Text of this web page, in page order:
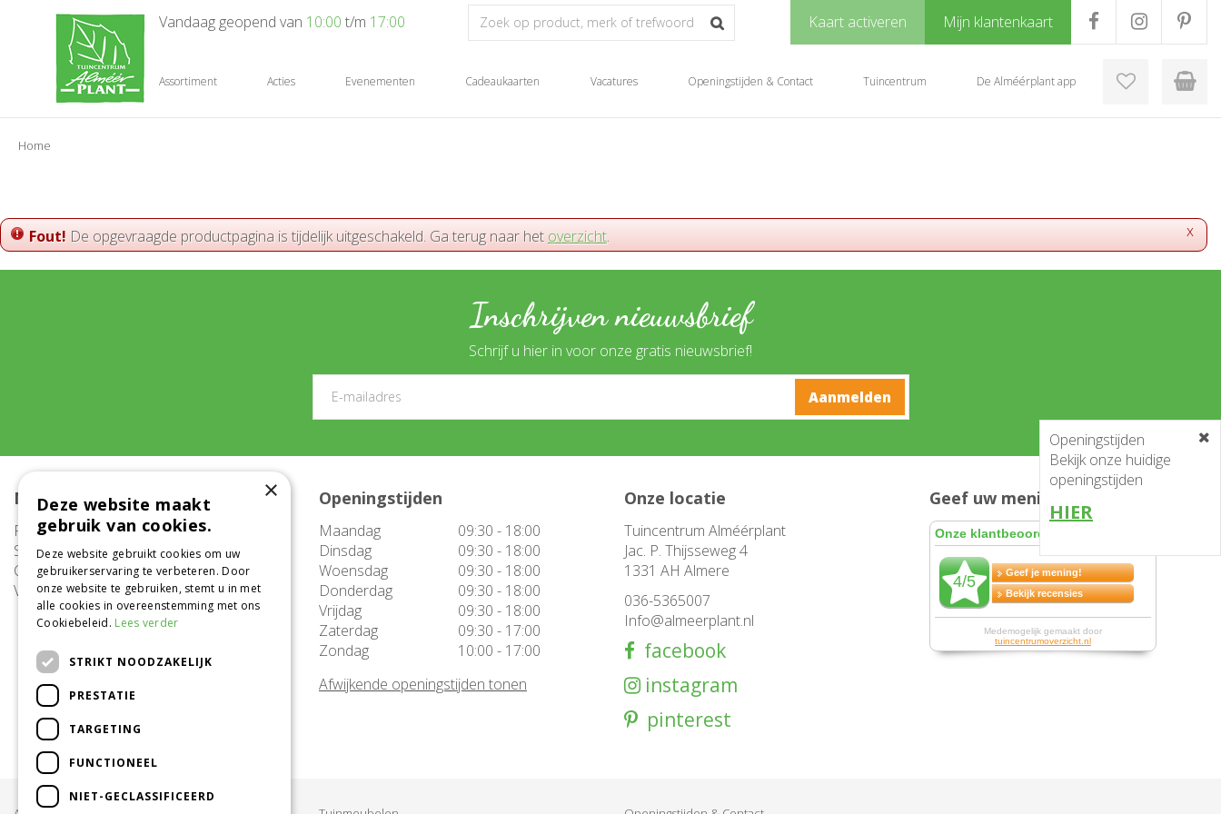
Home
Kaart activeren Mijn klantenkaart
Vandaag geopend van 10:00 t/m 17:00
Assortiment Acties Evenementen Cadeaukaarten Vacatures Openingstijden & Contact Tuincentrum De Alméérplant app
x
Fout! De opgevraagde productpagina is tijdelijk uitgeschakeld. Ga terug naar het overzicht.
Inschrijven nieuwsbrief
Schrijf u hier in voor onze gratis nieuwsbrief!
Meer informatie
FAQ
Service
Contact
Vacatures
Openingstijden
Maandag
09:30 - 18:00
Dinsdag
09:30 - 18:00
Woensdag
09:30 - 18:00
Donderdag
09:30 - 18:00
Vrijdag
09:30 - 18:00
Zaterdag
09:30 - 17:00
Zondag
10:00 - 17:00
Afwijkende openingstijden tonen
Onze locatie
Tuincentrum Alméérplant
Jac. P. Thijsseweg 4
1331 AH Almere
036-5365007
Info@almeerplant.nl
facebook
instagram
pinterest
Geef uw mening en win!
Openingstijden
Bekijk onze huidige
openingstijden
HIER
×
Deze website maakt
gebruik van cookies.
Deze website gebruikt cookies om uw
gebruikerservaring te verbeteren. Door
onze website te gebruiken, stemt u in met
alle cookies in overeenstemming met ons
Cookiebeleid. Lees verder
STRIKT NOODZAKELIJK
PRESTATIE
TARGETING
FUNCTIONEEL
NIET-GECLASSIFICEERD